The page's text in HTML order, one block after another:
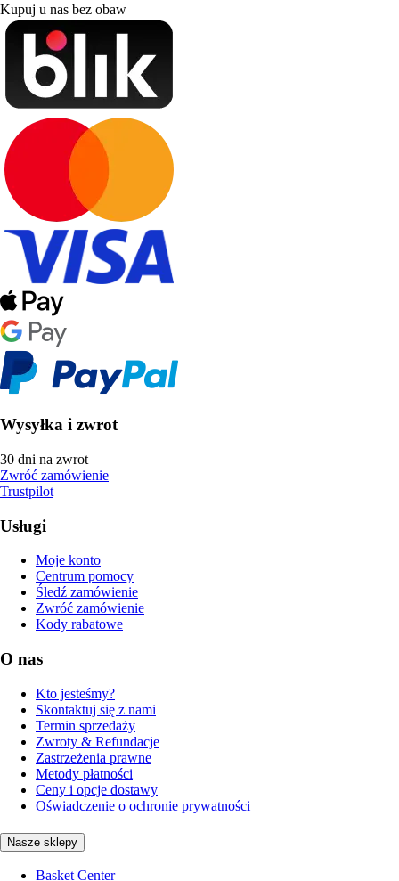
Kupuj u nas bez obaw
Wysyłka i zwrot
30 dni na zwrot
Zwróć zamówienie
Trustpilot
Usługi
Moje konto
Centrum pomocy
Śledź zamówienie
Zwróć zamówienie
Kody rabatowe
O nas
Kto jesteśmy?
Skontaktuj się z nami
Termin sprzedaży
Zwroty & Refundacje
Zastrzeżenia prawne
Metody płatności
Ceny i opcje dostawy
Oświadczenie o ochronie prywatności
Nasze sklepy
Basket Center